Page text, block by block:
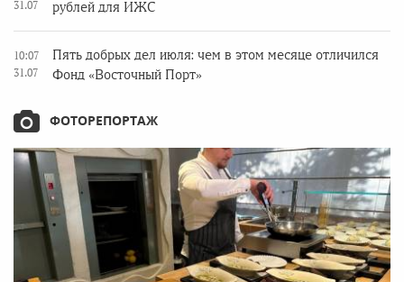
31.07
рублей для ИЖС
10:07
31.07
Пять добрых дел июля: чем в этом месяце отличился
Фонд «Восточный Порт»
ФОТОРЕПОРТАЖ